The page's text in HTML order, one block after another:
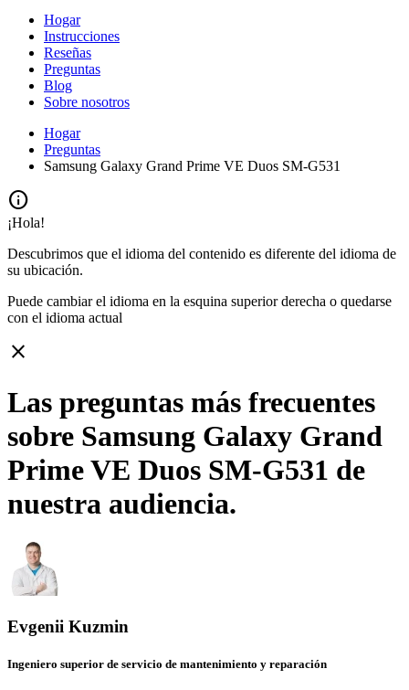
Hogar
Instrucciones
Reseñas
Preguntas
Blog
Sobre nosotros
Hogar
Preguntas
Samsung Galaxy Grand Prime VE Duos SM-G531
info
¡Hola!
Descubrimos que el idioma del contenido es diferente del idioma de
su ubicación.
Puede cambiar el idioma en la esquina superior derecha o quedarse
con el idioma actual
close
Las preguntas más frecuentes
sobre Samsung Galaxy Grand
Prime VE Duos SM-G531 de
nuestra audiencia.
Evgenii Kuzmin
Ingeniero superior de servicio de mantenimiento y reparación